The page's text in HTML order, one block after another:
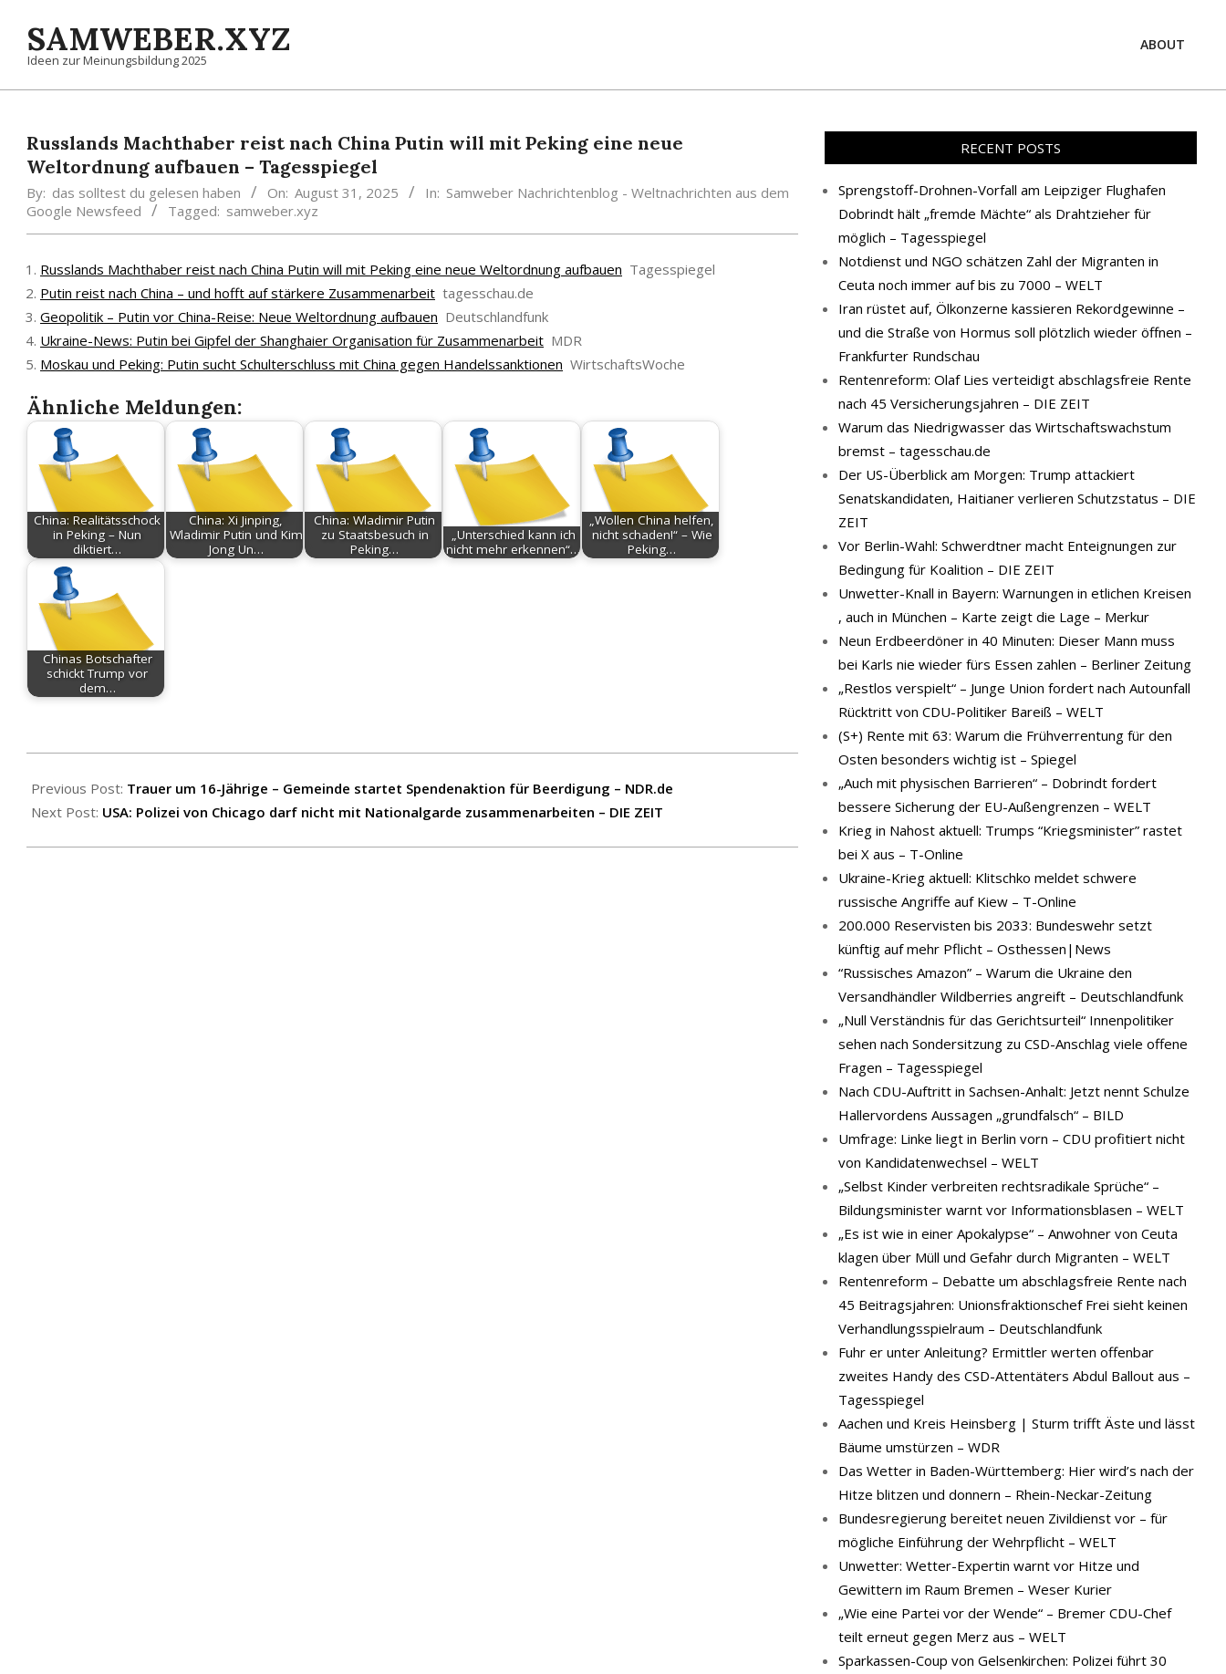
contentSAMWEBER.XYZ
Ideen zur Meinungsbildung 2025
ABOUT
Russlands Machthaber reist nach China Putin will mit Peking eine neue
Weltordnung aufbauen – Tagesspiegel
By: das solltest du gelesen haben On: August 31, 2025 In: Samweber Nachrichtenblog - Weltnachrichten aus dem
Google Newsfeed
Tagged: samweber.xyz
Russlands Machthaber reist nach China Putin will mit Peking eine neue Weltordnung aufbauen Tagesspiegel
Putin reist nach China – und hofft auf stärkere Zusammenarbeit tagesschau.de
Geopolitik – Putin vor China-Reise: Neue Weltordnung aufbauen Deutschlandfunk
Ukraine-News: Putin bei Gipfel der Shanghaier Organisation für Zusammenarbeit MDR
Moskau und Peking: Putin sucht Schulterschluss mit China gegen Handelssanktionen WirtschaftsWoche
Ähnliche Meldungen:
China: Realitätsschock
in Peking – Nun
diktiert…
China: Xi Jinping,
Wladimir Putin und Kim
Jong Un…
China: Wladimir Putin
zu Staatsbesuch in
Peking…
„Unterschied kann ich
nicht mehr erkennen“…
„Wollen China helfen,
nicht schaden!“ – Wie
Peking…
Chinas Botschafter
schickt Trump vor
dem…
08-
31
Previous Post: Trauer um 16-Jährige – Gemeinde startet Spendenaktion für Beerdigung – NDR.de
Next Post: USA: Polizei von Chicago darf nicht mit Nationalgarde zusammenarbeiten – DIE ZEIT
RECENT POSTS
Sprengstoff-Drohnen-Vorfall am Leipziger Flughafen
Dobrindt hält „fremde Mächte“ als Drahtzieher für
möglich – Tagesspiegel
Notdienst und NGO schätzen Zahl der Migranten in
Ceuta noch immer auf bis zu 7000 – WELT
Iran rüstet auf, Ölkonzerne kassieren Rekordgewinne –
und die Straße von Hormus soll plötzlich wieder öffnen –
Frankfurter Rundschau
Rentenreform: Olaf Lies verteidigt abschlagsfreie Rente
nach 45 Versicherungsjahren – DIE ZEIT
Warum das Niedrigwasser das Wirtschaftswachstum
bremst – tagesschau.de
Der US-Überblick am Morgen: Trump attackiert
Senatskandidaten, Haitianer verlieren Schutzstatus – DIE
ZEIT
Vor Berlin-Wahl: Schwerdtner macht Enteignungen zur
Bedingung für Koalition – DIE ZEIT
Unwetter-Knall in Bayern: Warnungen in etlichen Kreisen
, auch in München – Karte zeigt die Lage – Merkur
Neun Erdbeerdöner in 40 Minuten: Dieser Mann muss
bei Karls nie wieder fürs Essen zahlen – Berliner Zeitung
„Restlos verspielt“ – Junge Union fordert nach Autounfall
Rücktritt von CDU-Politiker Bareiß – WELT
(S+) Rente mit 63: Warum die Frühverrentung für den
Osten besonders wichtig ist – Spiegel
„Auch mit physischen Barrieren“ – Dobrindt fordert
bessere Sicherung der EU-Außengrenzen – WELT
Krieg in Nahost aktuell: Trumps “Kriegsminister” rastet
bei X aus – T-Online
Ukraine-Krieg aktuell: Klitschko meldet schwere
russische Angriffe auf Kiew – T-Online
200.000 Reservisten bis 2033: Bundeswehr setzt
künftig auf mehr Pflicht – Osthessen|News
“Russisches Amazon” – Warum die Ukraine den
Versandhändler Wildberries angreift – Deutschlandfunk
„Null Verständnis für das Gerichtsurteil“ Innenpolitiker
sehen nach Sondersitzung zu CSD-Anschlag viele offene
Fragen – Tagesspiegel
Nach CDU-Auftritt in Sachsen-Anhalt: Jetzt nennt Schulze
Hallervordens Aussagen „grundfalsch“ – BILD
Umfrage: Linke liegt in Berlin vorn – CDU profitiert nicht
von Kandidatenwechsel – WELT
„Selbst Kinder verbreiten rechtsradikale Sprüche“ –
Bildungsminister warnt vor Informationsblasen – WELT
„Es ist wie in einer Apokalypse“ – Anwohner von Ceuta
klagen über Müll und Gefahr durch Migranten – WELT
Rentenreform – Debatte um abschlagsfreie Rente nach
45 Beitragsjahren: Unionsfraktionschef Frei sieht keinen
Verhandlungsspielraum – Deutschlandfunk
Fuhr er unter Anleitung? Ermittler werten offenbar
zweites Handy des CSD-Attentäters Abdul Ballout aus –
Tagesspiegel
Aachen und Kreis Heinsberg | Sturm trifft Äste und lässt
Bäume umstürzen – WDR
Das Wetter in Baden-Württemberg: Hier wird’s nach der
Hitze blitzen und donnern – Rhein-Neckar-Zeitung
Bundesregierung bereitet neuen Zivildienst vor – für
mögliche Einführung der Wehrpflicht – WELT
Unwetter: Wetter-Expertin warnt vor Hitze und
Gewittern im Raum Bremen – Weser Kurier
„Wie eine Partei vor der Wende“ – Bremer CDU-Chef
teilt erneut gegen Merz aus – WELT
Sparkassen-Coup von Gelsenkirchen: Polizei führt 30